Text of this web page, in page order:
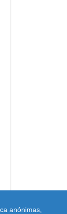
anónimas,